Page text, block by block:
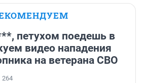
петухом поедешь в
видео нападения
на ветерана СВО
264